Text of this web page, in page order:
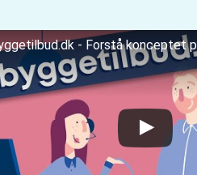
- Forstå konceptet